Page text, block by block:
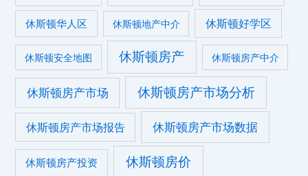
休斯顿华人区 休斯顿地产中介 休斯顿好学区
休斯顿安全地图 休斯顿房产 休斯顿房产中介
休斯顿房产市场 休斯顿房产市场分析
休斯顿房产市场报告 休斯顿房产市场数据
休斯顿房产投资 休斯顿房价